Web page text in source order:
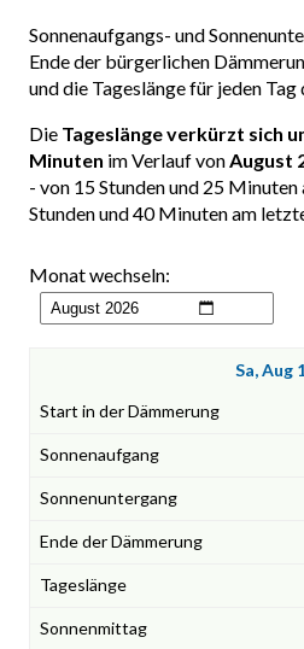
Sonnenaufgangs- und
Ende der bürgerlichen
und die Tageslänge für jeden
Die Tageslänge verkürzt sich
Minuten im Verlauf vonAugust
- von 15 Stunden und 25
Stunden und 40 Minuten am
Monat wechseln:
Sa, Aug